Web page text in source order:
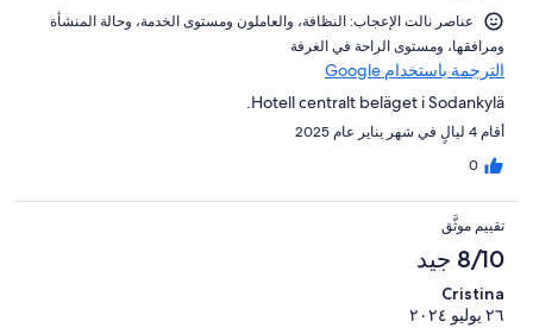
عناصر نالت الإعجاب: ⁦النظافة⁩، و⁦العاملون ومستوى الخدمة⁩، و⁦حالة المنشأة
ومرافقها⁩، و⁦مستوى الراحة في الغرفة⁩
الترجمة باستخدام Google
Hotell centralt beläget i Sodankylä.
أقام 4 ليالٍ في شهر يناير عام 2025
0
تقييم موثَّق
8/10 جيد
Cristina
٢٦ يوليو ٢٠٢٤